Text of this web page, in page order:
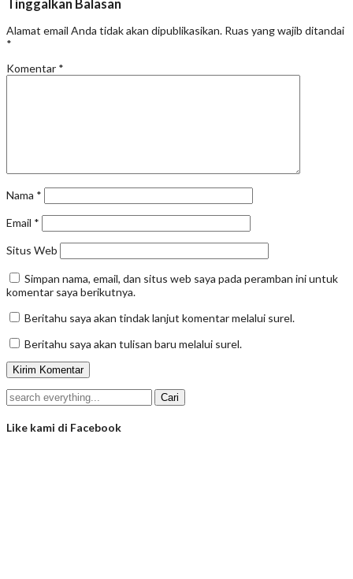
Tinggalkan Balasan
Alamat email Anda tidak akan dipublikasikan. Ruas yang wajib ditandai
*
Komentar *
Nama *
Email *
Situs Web
Simpan nama, email, dan situs web saya pada peramban ini untuk
komentar saya berikutnya.
Beritahu saya akan tindak lanjut komentar melalui surel.
Beritahu saya akan tulisan baru melalui surel.
Like kami di Facebook